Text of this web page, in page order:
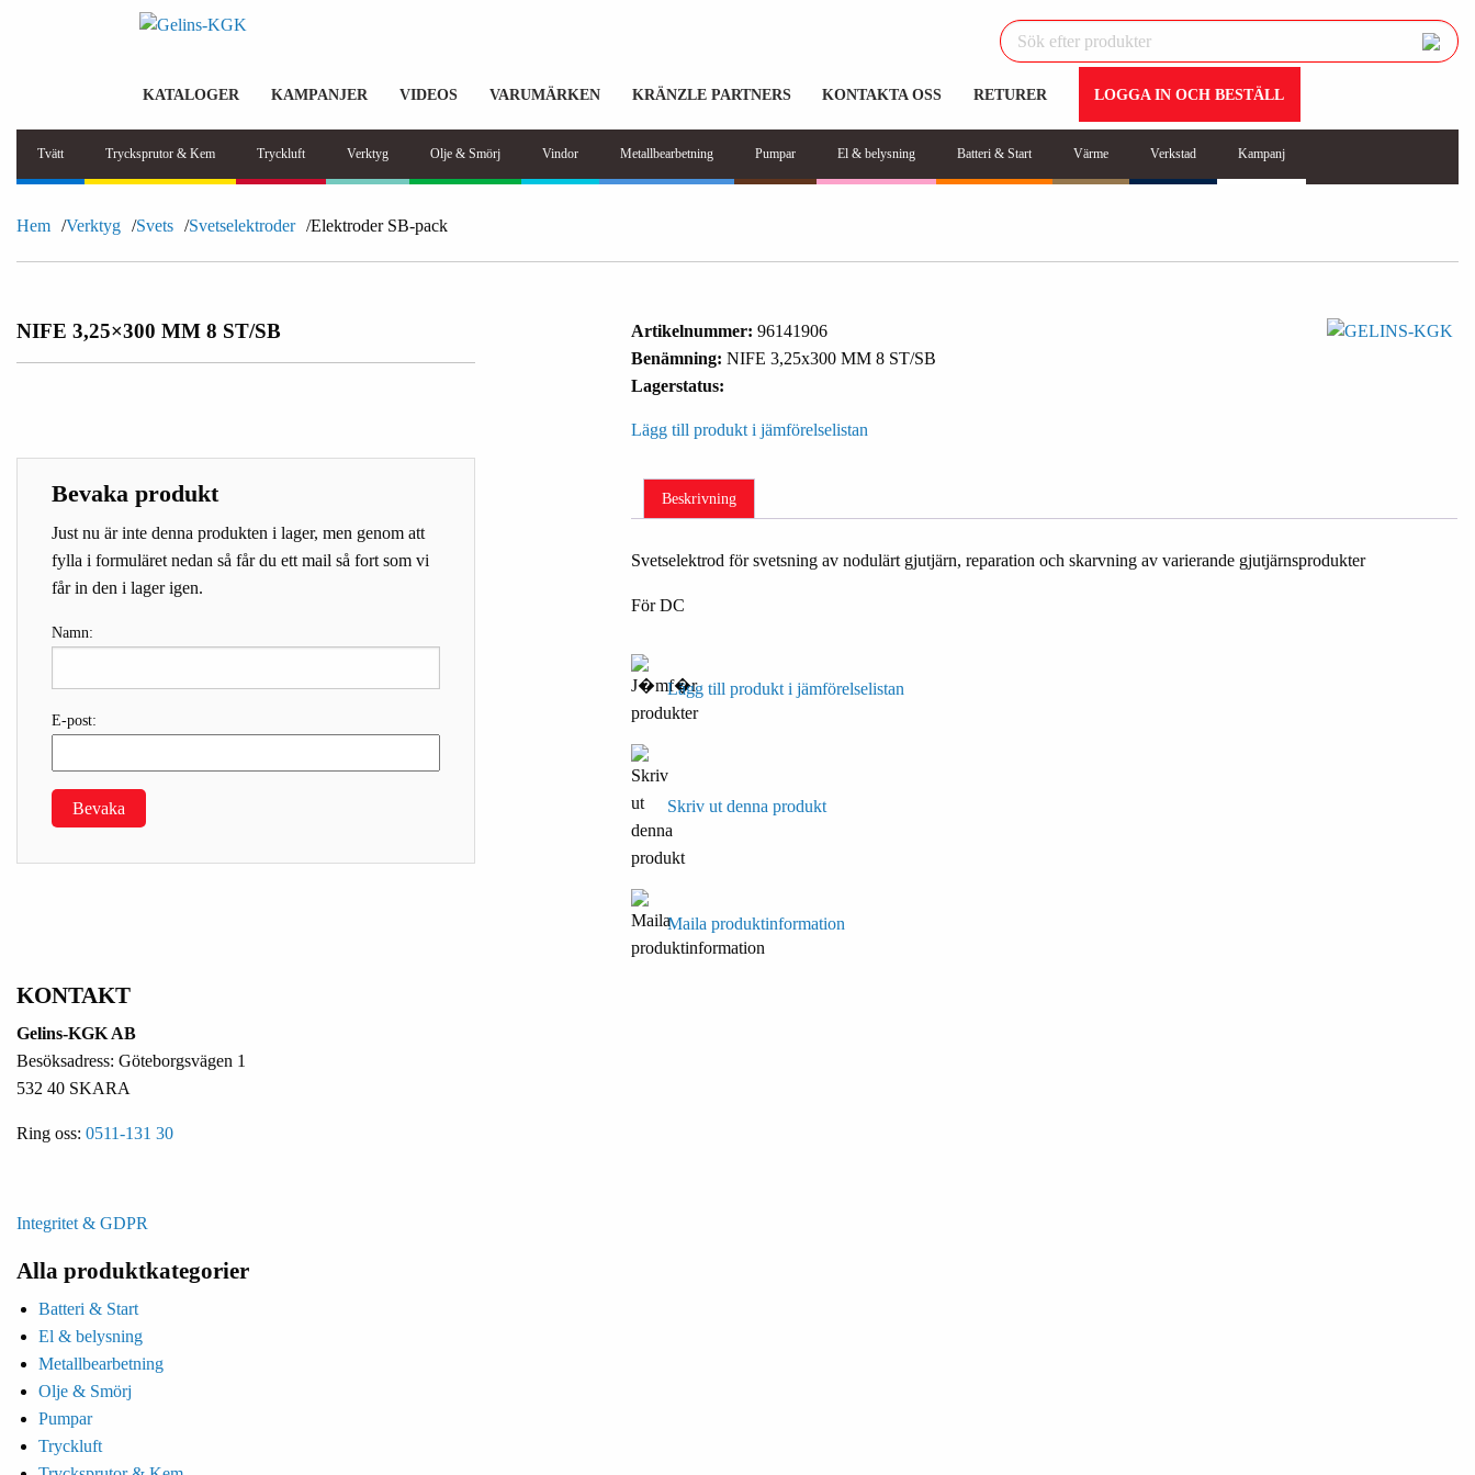
KATALOGER KAMPANJER VIDEOS VARUMÄRKEN KRÄNZLE PARTNERS KONTAKTA OSS RETURER LOGGA IN OCH BESTÄLL
Tvätt Trycksprutor & Kem Tryckluft Verktyg Olje & Smörj Vindor Metallbearbetning Pumpar El & belysning Batteri & Start Värme Verkstad Kampanj
Hem Verktyg Svets Svetselektroder Elektroder SB-pack
NIFE 3,25×300 MM 8 ST/SB
Bevaka produkt
Just nu är inte denna produkten i lager, men genom att
fylla i formuläret nedan så får du ett mail så fort som vi
får in den i lager igen.
Namn:
E-post:
Bevaka
Artikelnummer: 96141906
Benämning: NIFE 3,25x300 MM 8 ST/SB
Lagerstatus:
Lägg till produkt i jämförelselistan
Beskrivning
Svetselektrod för svetsning av nodulärt gjutjärn, reparation och skarvning av varierande gjutjärnsprodukter
För DC
Lägg till produkt i jämförelselistan
Skriv ut denna produkt
Maila produktinformation
KONTAKT
Gelins-KGK AB
Besöksadress: Göteborgsvägen 1
532 40 SKARA
Ring oss: 0511-131 30
Integritet & GDPR
Alla produktkategorier
Batteri & Start
El & belysning
Metallbearbetning
Olje & Smörj
Pumpar
Tryckluft